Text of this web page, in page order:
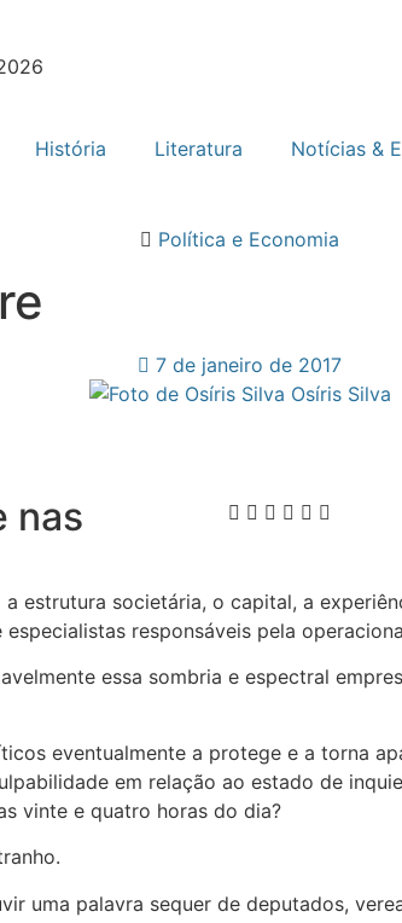
História Literatura Notícias &
Política e Economia
7 de janeiro de 2017
Osíris Silva
nas
estrutura societária, o capital, a
responsáveis pela
essa sombria e espectral
eventualmente a protege e a torna
em relação ao estado de
vinte e quatro horas do dia?
uma palavra sequer de deputados,